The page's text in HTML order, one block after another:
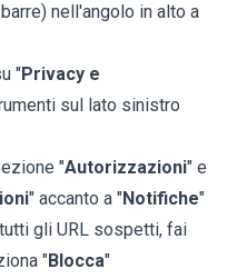
nell'angolo in alto a
"Privacy e
sul lato sinistro
"Autorizzazioni" e
" accanto a "Notifiche"
gli URL sospetti, fai
"Blocca"